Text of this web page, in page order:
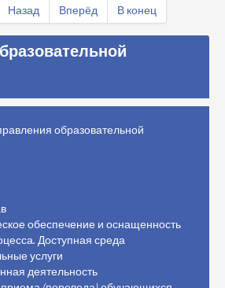
Назад Вперёд В конец
образовательной
обеспечение и оснащенность
Доступная среда
услуги
деятельность